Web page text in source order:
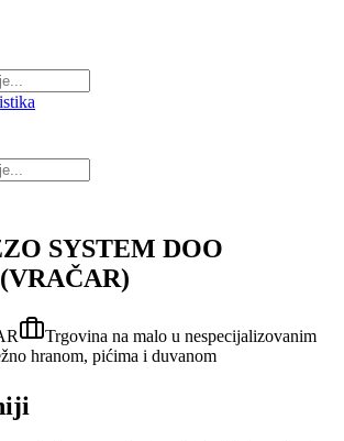
SYSTEM DOO
Trgovina na malo u nespecijalizovanim
hranom, pićima i duvanom